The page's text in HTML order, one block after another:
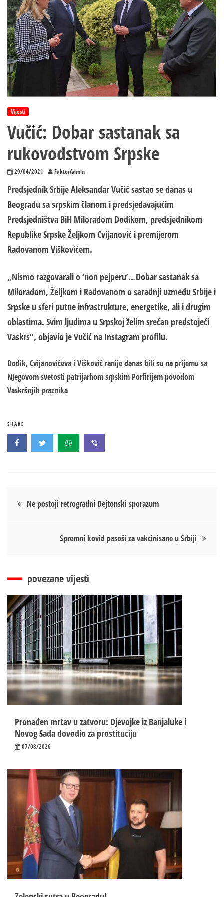
Vijesti
Vučić: Dobar sastanak sa
rukovodstvom Srpske
29/04/2021 FaktorAdmin
Predsjednik Srbije Aleksandar Vučić sastao se danas u
Beogradu sa srpskim članom i predsjedavajućim
Predsjedništva BiH Miloradom Dodikom, predsjednikom
Republike Srpske Željkom Cvijanović i premijerom
Radovanom Viškovićem.
„Nismo razgovarali o ‘non pejperu’…Dobar sastanak sa
Miloradom, Željkom i Radovanom o saradnji uzmeđu Srbije i
Srpske u sferi putne infrastrukture, energetike, ali i drugim
oblastima. Svim ljudima u Srpskoj želim srećan predstojeći
Vaskrs“, objavio je Vučić na Instagram profilu.
Dodik, Cvijanovićeva i Višković ranije danas bili su na prijemu sa
NJegovom svetosti patrijarhom srpskim Porfirijem povodom
Vaskršnjih praznika
SHARE
Кретање
Ne postoji retrogradni Dejtonski sporazum
Spremni kovid pasoši za vakcinisane u Srbiji
povezane vijesti
Pronađen mrtav u zatvoru: Djevojke iz Banjaluke i
Novog Sada dovodio za prostituciju
07/08/2026